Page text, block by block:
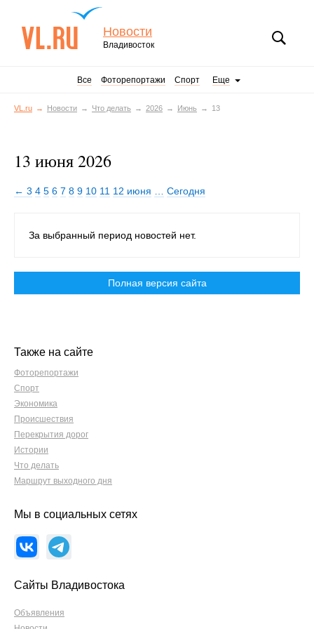
Новости
Владивосток
Все Фоторепортажи Спорт Еще
VL.ru Новости Что делать 2026 Июнь 13
13 июня 2026
← 3 4 5 6 7 8 9 10 11 12 июня Сегодня
За выбранный период новостей нет.
Полная версия сайта
Также на сайте
Фоторепортажи
Спорт
Экономика
Происшествия
Перекрытия дорог
Истории
Что делать
Маршрут выходного дня
Мы в социальных сетях
Сайты Владивостока
Объявления